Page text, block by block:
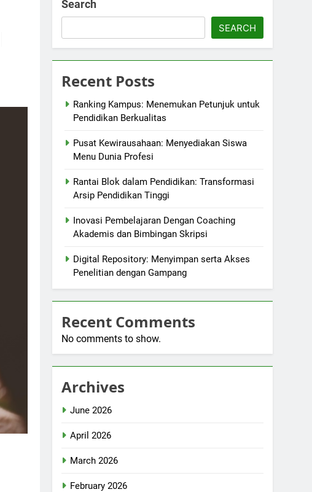
Search
SEARCH
Recent Posts
Ranking Kampus: Menemukan Petunjuk untuk
Pendidikan Berkualitas
Pusat Kewirausahaan: Menyediakan Siswa
Menu Dunia Profesi
Rantai Blok dalam Pendidikan: Transformasi
Arsip Pendidikan Tinggi
Inovasi Pembelajaran Dengan Coaching
Akademis dan Bimbingan Skripsi
Digital Repository: Menyimpan serta Akses
Penelitian dengan Gampang
Recent Comments
No comments to show.
Archives
June 2026
April 2026
March 2026
February 2026